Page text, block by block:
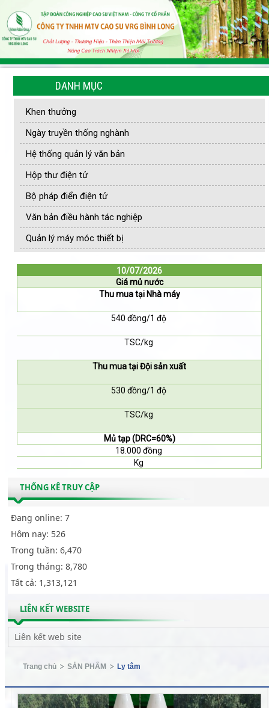
DANH MỤC
Khen thưởng
Ngày truyền thống nghành
Hệ thống quản lý văn bản
Hộp thư điện tử
Bộ pháp điển điện tử
Văn bản điều hành tác nghiệp
Quản lý máy móc thiết bị
10/07/2026
Giá mủ nước
Thu mua tại Nhà máy
540 đồng/1 độ
TSC/kg
Thu mua tại Đội sản xuất
530 đồng/1 độ
TSC/kg
Mủ tạp (DRC=60%)
18.000 đồng
Kg
THỐNG KÊ TRUY CẬP
Đang online: 7
Hôm nay: 526
Trong tuần: 6,470
Trong tháng: 8,780
Tất cả: 1,313,121
LIÊN KẾT WEBSITE
Trang chủ SẢN PHẨM Ly tâm